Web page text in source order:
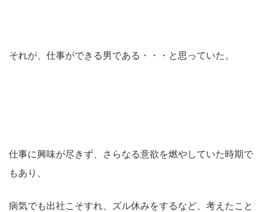
それが、仕事ができる男である・・・と思っていた。
仕事に興味が尽きず、さらなる意欲を燃やしていた時期で
もあり、
病気でも出社こそすれ、ズル休みをするなど、考えたこと